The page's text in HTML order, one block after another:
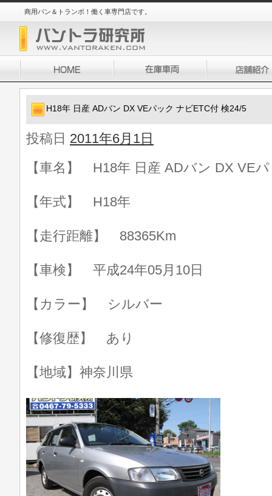
商用バン＆トランポ！働く車専門店です。
H18年 日産 ADバン DX VEパック ナビETC付 検24/5
投稿日 2011年6月1日
【車名】 H18年 日産 ADバン DX VE
【年式】 H18年
【走行距離】 88365Km
【車検】 平成24年05月10日
【カラー】 シルバー
【修復歴】 あり
【地域】神奈川県